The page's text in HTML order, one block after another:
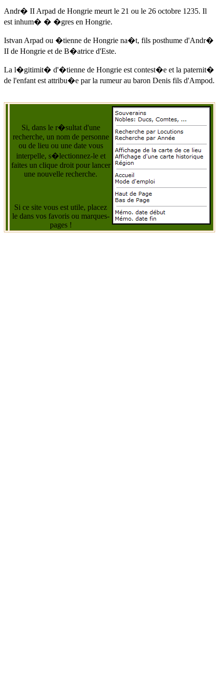
Andr� II Arpad de Hongrie meurt le 21 ou le 26 octobre 1235. Il
est inhum� � �gres en Hongrie.
Istvan Arpad ou �tienne de Hongrie na�t, fils posthume d'Andr�
II de Hongrie et de B�atrice d'Este.
La l�gitimit� d'�tienne de Hongrie est contest�e et la paternit�
de l'enfant est attribu�e par la rumeur au baron Denis fils d'Ampod.
Si, dans le r�sultat d'une
recherche, un nom de personne
ou de lieu ou une date vous
interpelle, s�lectionnez-le et
faites un clique droit pour lancer
une nouvelle recherche.
Si ce site vous est utile, placez
le dans vos favoris ou marques-
pages !